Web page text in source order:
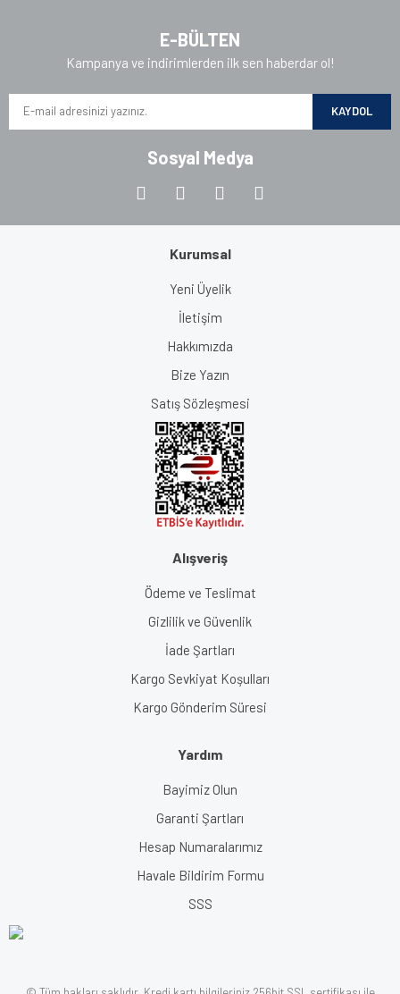
E-BÜLTEN
Kampanya ve indirimlerden ilk sen haberdar ol!
KAYDOL
Sosyal Medya
Kurumsal
Yeni Üyelik
İletişim
Hakkımızda
Bize Yazın
Satış Sözleşmesi
Alışveriş
Ödeme ve Teslimat
Gizlilik ve Güvenlik
İade Şartları
Kargo Sevkiyat Koşulları
Kargo Gönderim Süresi
Yardım
Bayimiz Olun
Garanti Şartları
Hesap Numaralarımız
Havale Bildirim Formu
SSS